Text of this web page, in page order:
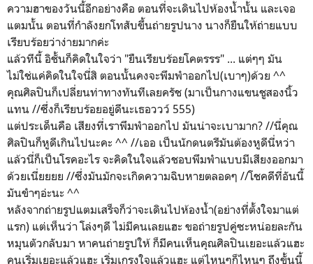
ความฮาของวันนี้อีกอย่างคือ ตอนที่จะเดินไปห้องน้ำนั้น และเจอ
แตมนั้น ตอนที่กำลังยกโทสับขึ้นถ่ายรูปนาง นางก็ยืนให้ถ่ายแบบ
เรียบร้อยว่าง่ายมากค่ะ
แล้วทีนี้ อิชั้นก็คิดในใจว่า "ยืนเรียบร้อยโคตรรร" ... แต่ๆๆ มัน
ไม่ใช่แค่คิดในใจนี่สิ ตอนนั้นคงจะพึมพำออกไป(เบาๆ)ด้วย ^^
คุณศิลปินก็เปลี่ยนท่าทางทันทีเลยครัช (มาเป็นกางแขนชูสองนิ้ว
แทน //ซึ่งก็เรียบร้อยอยู่ดีนะเธอววว์ 555)
แต่ประเด็นคือ เสียงที่เราพึมพำออกไป มันน่าจะเบามาก? //นี่คุณ
ศิลปินก็หูดีเกินไปนะคะ ^^ //เออ เป็นนักดนตรีมันต้องหูดีนี่หว่า
แล้วนี่ก็เป็นโรคอะไร จะคิดในใจแล้วชอบพึมพำแบบมีเสียงออกมา
ด้วยเนี่ยยยย //ซึ่งมันมักจะเกิดความฉิบหายตลอดๆ //โชคดีที่อันนี้
มันขำๆอ่ะนะ ^^
หลังจากถ่ายรูปแตมเสร็จก็ว่าจะเดินไปห้องน้ำ(อย่างที่ตั้งใจมาแต่
แรก) แต่เห็นว่า โล่งๆดี ไม่มีคนเลยแฮะ ขอถ่ายรูปคู่ซะหน่อยละกัน
หมุนตัวกลับมา หาคนถ่ายรูปให้ ก็มีคนเห็นคุณศิลปินเยอะแล้วแฮะ
คนเริ่มเยอะแล้วแฮะ เริ่มเกรงใจแล้วแฮะ แต่ไหนๆก็ไหนๆ ถึงขั้นนี้